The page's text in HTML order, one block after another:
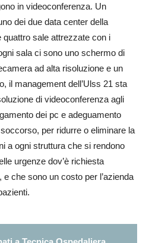
in videoconferenza. Un
dei due data center della
sale attrezzate con i
sala ci sono uno schermo di
ad alta risoluzione e un
il management dell’Ulss 21 sta
di videoconferenza agli
dei pc e adeguamento
per ridurre o eliminare la
a ogni struttura che si rendono
urgenze dov’è richiesta
e che sono un costo per l’azienda